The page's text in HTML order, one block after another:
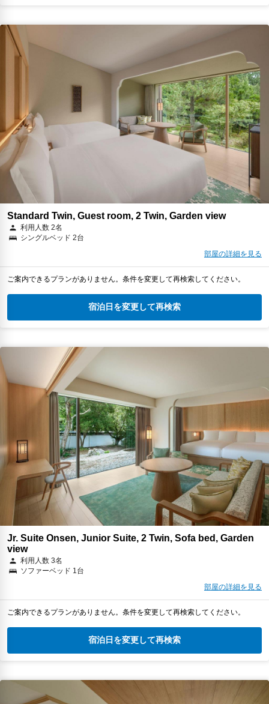
Standard Twin, Guest room, 2 Twin, Garden view
利用人数 2名
シングルベッド 2台
部屋の詳細を見る
ご案内できるプランがありません。条件を変更して再検索してください。
宿泊日を変更して再検索
Jr. Suite Onsen, Junior Suite, 2 Twin, Sofa bed, Garden
view
利用人数 3名
ソファーベッド 1台
部屋の詳細を見る
ご案内できるプランがありません。条件を変更して再検索してください。
宿泊日を変更して再検索